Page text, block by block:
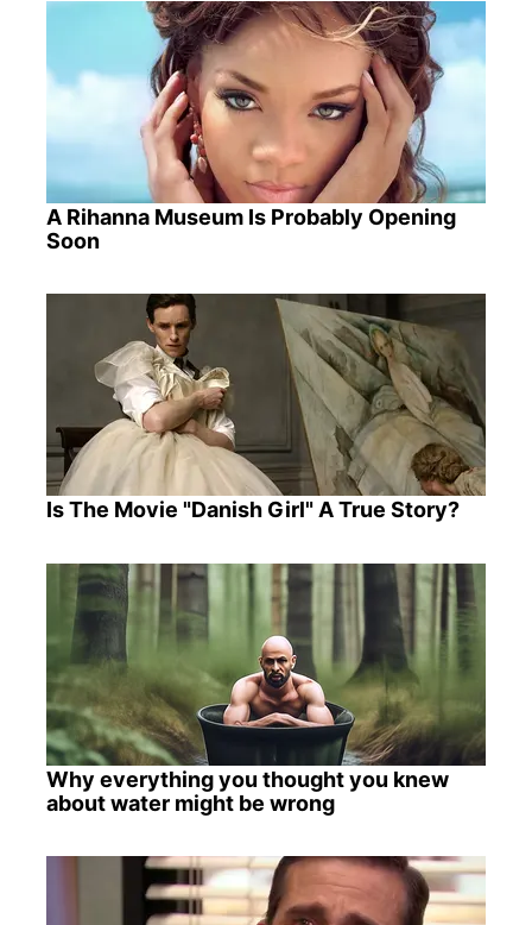
A Rihanna Museum Is Probably Opening
Soon
Is The Movie "Danish Girl" A True Story?
Why everything you thought you knew
about water might be wrong